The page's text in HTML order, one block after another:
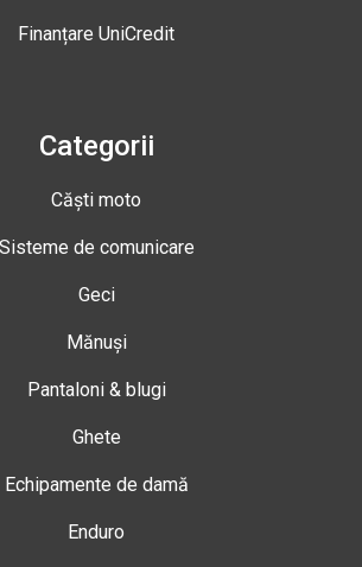
Finanțare UniCredit
Categorii
Căști moto
Sisteme de comunicare
Geci
Mănuși
Pantaloni & blugi
Ghete
Echipamente de damă
Enduro